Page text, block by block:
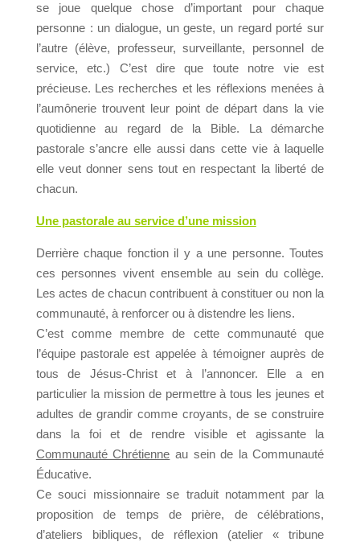
se joue quelque chose d’important pour chaque
personne : un dialogue, un geste, un regard porté sur
l’autre (élève, professeur, surveillante, personnel de
service, etc.) C’est dire que toute notre vie est
précieuse. Les recherches et les réflexions menées à
l’aumônerie trouvent leur point de départ dans la vie
quotidienne au regard de la Bible. La démarche
pastorale s’ancre elle aussi dans cette vie à laquelle
elle veut donner sens tout en respectant la liberté de
chacun.
Une pastorale au service d’une mission
Derrière chaque fonction il y a une personne. Toutes
ces personnes vivent ensemble au sein du collège.
Les actes de chacun contribuent à constituer ou non la
communauté, à renforcer ou à distendre les liens.
C’est comme membre de cette communauté que
l’équipe pastorale est appelée à témoigner auprès de
tous de Jésus-Christ et à l’annoncer. Elle a en
particulier la mission de permettre à tous les jeunes et
adultes de grandir comme croyants, de se construire
dans la foi et de rendre visible et agissante la
Communauté Chrétienne au sein de la Communauté
Éducative.
Ce souci missionnaire se traduit notamment par la
proposition de temps de prière, de célébrations,
d’ateliers bibliques, de réflexion (atelier « tribune